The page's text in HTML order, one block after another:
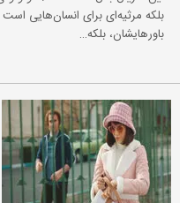
بلکه مرثیه‌ای برای انسان‌هایی
باورهایشان، بلکه…